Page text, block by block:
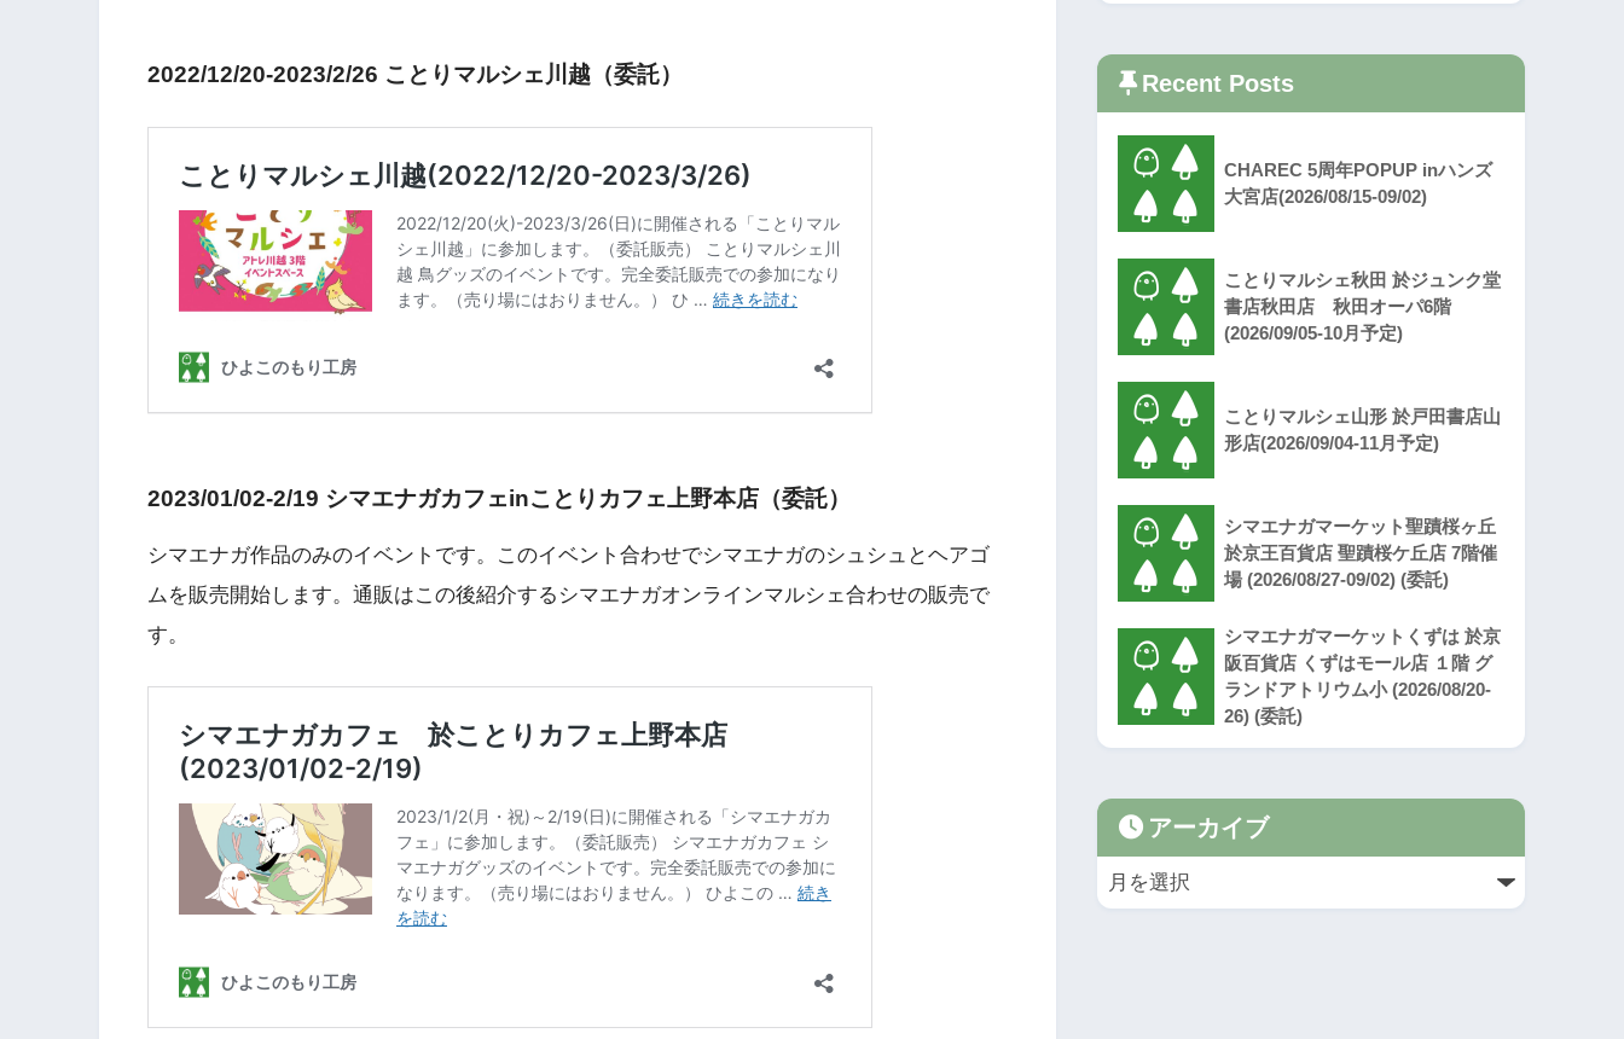
2022/12/20-2023/2/26 ことりマルシェ川越（委託）
2023/01/02-2/19 シマエナガカフェinことりカフェ上野本店（委託）
シマエナガ作品のみのイベントです。このイベント合わせでシマエナガのシュシュとヘアゴ
ムを販売開始します。通販はこの後紹介するシマエナガオンラインマルシェ合わせの販売で
す。
Recent Posts
CHAREC 5周年POPUP inハンズ
大宮店(2026/08/15-09/02)
ことりマルシェ秋田 於ジュンク堂
書店秋田店 秋田オーパ6階
(2026/09/05-10月予定)
ことりマルシェ山形 於戸田書店山
形店(2026/09/04-11月予定)
シマエナガマーケット聖蹟桜ヶ丘
於京王百貨店 聖蹟桜ケ丘店 7階催
場 (2026/08/27-09/02) (委託)
シマエナガマーケットくずは 於京
阪百貨店 くずはモール店 １階 グ
ランドアトリウム小 (2026/08/20-
26) (委託)
アーカイブ